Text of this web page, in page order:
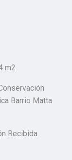
m2.
Barrio Matta
Recibida.